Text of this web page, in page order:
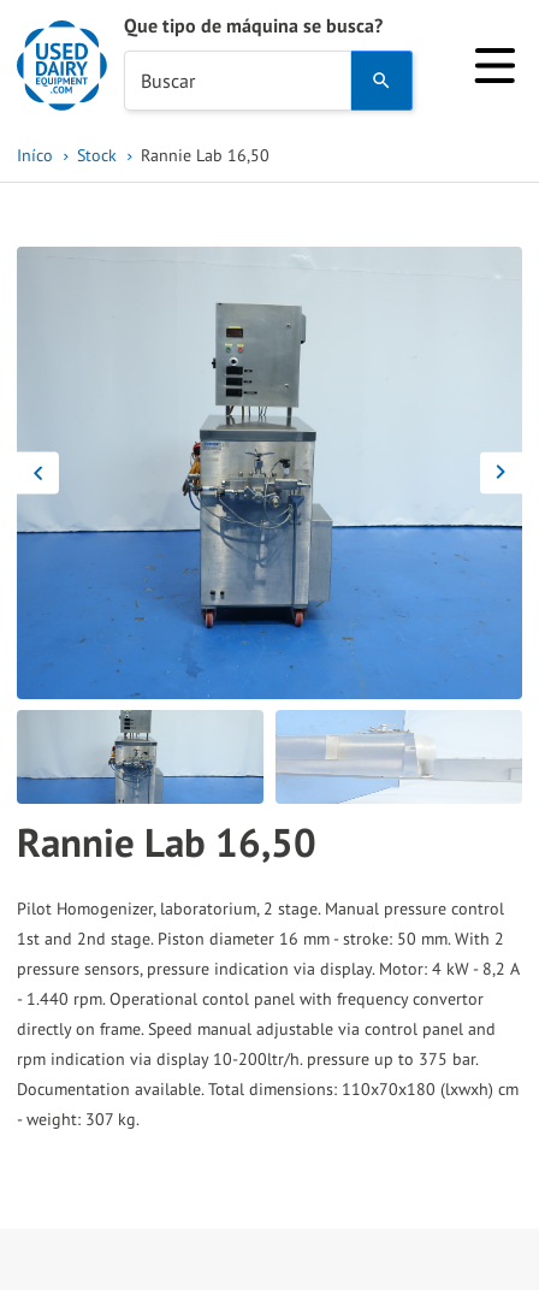
Que tipo de máquina se busca?
Buscar
and
select
result.
Press
enter
to
go
to
the
selected
search
result.
Touch
device
users
can
use
and
swipe
gestures.
Iníco Stock Rannie Lab 16,50
Rannie Lab 16,50
Pilot Homogenizer, laboratorium, 2 stage. Manual pressure control
1st and 2nd stage. Piston diameter 16 mm - stroke: 50 mm. With 2
pressure sensors, pressure indication via display. Motor: 4 kW - 8,2 A
- 1.440 rpm. Operational contol panel with frequency convertor
directly on frame. Speed manual adjustable via control panel and
rpm indication via display 10-200ltr/h. pressure up to 375 bar.
Documentation available. Total dimensions: 110x70x180 (lxwxh) cm
- weight: 307 kg.